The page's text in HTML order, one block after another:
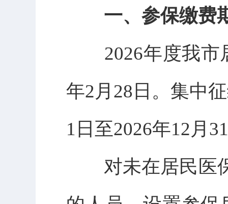
一、参保缴费
2026年度我市居
年2月28日。集中
1日至2026年12月
对未在居民医保